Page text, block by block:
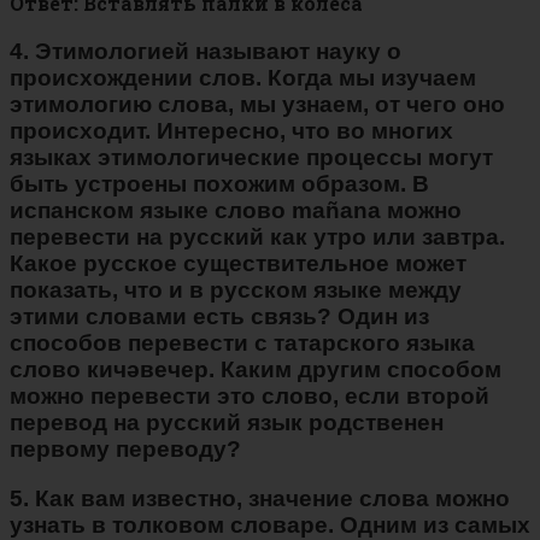
4. Этимологией называют науку о
происхождении слов. Когда мы изучаем
этимологию слова, мы узнаем, от чего оно
происходит. Интересно, что во многих
языках этимологические процессы могут
быть устроены похожим образом. В
испанском языке слово mañana можно
перевести на русский как утро или завтра.
Какое русское существительное может
показать, что и в русском языке между
этими словами есть связь? Один из
способов перевести с татарского языка
слово кичәвечер. Каким другим способом
можно перевести это слово, если второй
перевод на русский язык родственен
первому переводу?
5. Как вам известно, значение слова можно
узнать в толковом словаре. Одним из самых